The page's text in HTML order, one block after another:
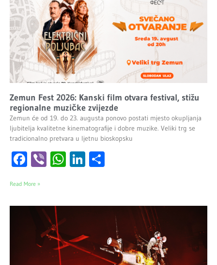
Zemun Fest 2026: Kanski film otvara festival, stižu
regionalne muzičke zvijezde
Zemun će od 19. do 23. augusta ponovo postati mjesto okupljanja
ljubitelja kvalitetne kinematografije i dobre muzike. Veliki trg se
tradicionalno pretvara u ljetnu bioskopsku
Facebook
ViberWhatsApp
LinkedIn
Read More »